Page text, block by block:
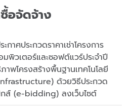
อจัดจ้าง
กาศประกวดราคาเช่าโครงการ
พิวเตอร์และซอฟต์แวร์ประจำปี
าพโครงสร้างพื้นฐานเทคโนโลยี
ด้วยวิธีประกวด
กส์ (e-bidding) ลงเว็บไซต์